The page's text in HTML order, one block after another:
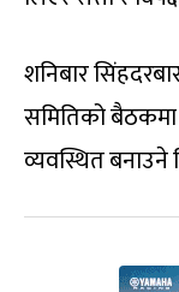
शनिबार
समितिको बैठकमा
व्यवस्थित